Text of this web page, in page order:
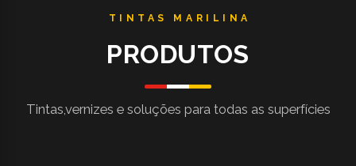
PRODUTOS